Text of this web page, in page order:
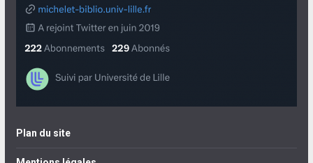
Plan du site